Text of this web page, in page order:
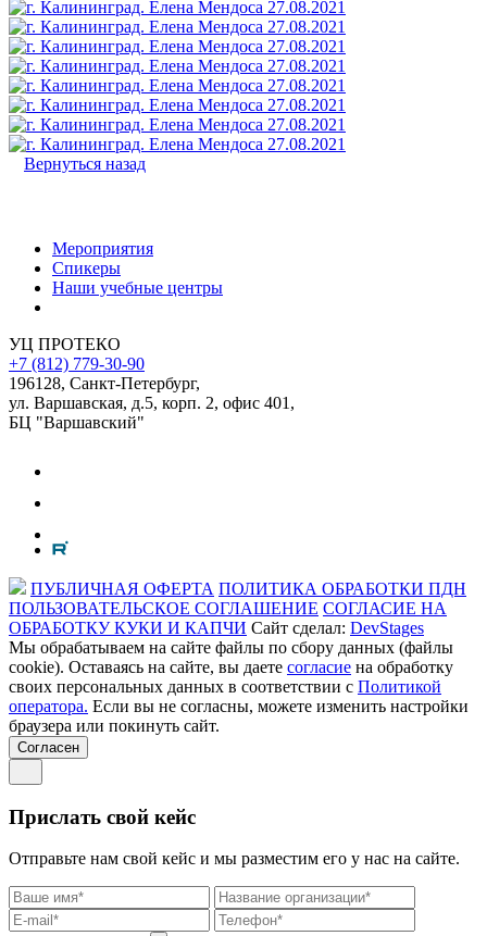
Вернуться назад
Мероприятия
Спикеры
Наши учебные центры
УЦ ПРОТЕКО
+7 (812) 779-30-90
196128, Санкт-Петербург,
ул. Варшавская, д.5, корп. 2, офис 401,
БЦ "Варшавский"
ПУБЛИЧНАЯ ОФЕРТА ПОЛИТИКА ОБРАБОТКИ ПДН
ПОЛЬЗОВАТЕЛЬСКОЕ СОГЛАШЕНИЕ СОГЛАСИЕ НА
ОБРАБОТКУ КУКИ И КАПЧИ Сайт сделал: DevStages
Мы обрабатываем на сайте файлы по сбору данных (файлы
cookie). Оставаясь на сайте, вы даете согласие на обработку
своих персональных данных в соответствии с Политикой
оператора. Если вы не согласны, можете изменить настройки
браузера или покинуть сайт.
Согласен
Прислать свой кейс
Отправьте нам свой кейс и мы разместим его у нас на сайте.